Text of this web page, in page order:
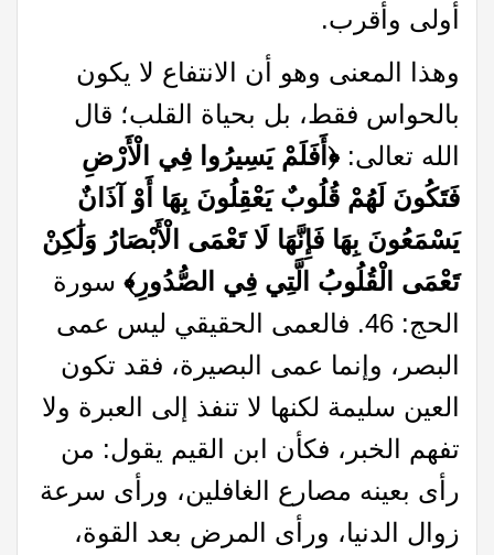
أولى وأقرب.
وهذا المعنى وهو أن الانتفاع لا يكون
بالحواس فقط، بل بحياة القلب؛ قال
الله تعالى: ﴿أَفَلَمْ يَسِيرُوا فِي الْأَرْضِ
فَتَكُونَ لَهُمْ قُلُوبٌ يَعْقِلُونَ بِهَا أَوْ آذَانٌ
يَسْمَعُونَ بِهَا فَإِنَّهَا لَا تَعْمَى الْأَبْصَارُ وَلَٰكِنْ
تَعْمَى الْقُلُوبُ الَّتِي فِي الصُّدُورِ﴾ سورة
الحج: 46. فالعمى الحقيقي ليس عمى
البصر، وإنما عمى البصيرة، فقد تكون
العين سليمة لكنها لا تنفذ إلى العبرة ولا
تفهم الخبر، فكأن ابن القيم يقول: من
رأى بعينه مصارع الغافلين، ورأى سرعة
زوال الدنيا، ورأى المرض بعد القوة،